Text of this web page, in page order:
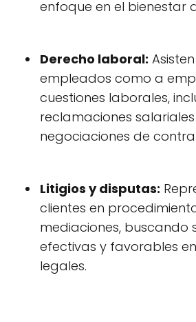
enfoque en el bienestar
Derecho laboral:
empleados como a
cuestiones laborales,
reclamaciones
negociaciones de
Litigios y disputas:
clientes en
mediaciones, buscando
efectivas y favorables
legales.